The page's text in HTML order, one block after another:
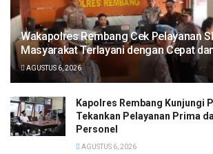
Wakapolres Rembang Cek Pelayanan
Masyarakat Terlayani dengan Cepat
AGUSTUS 6, 2026
Kapolres Rembang Kunjungi
Tekankan Pelayanan Prima
Personel
AGUSTUS 6, 2026